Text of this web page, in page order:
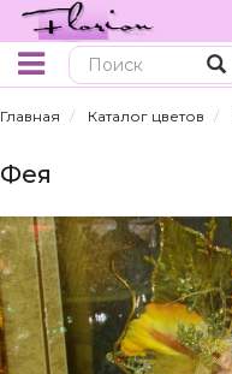
Главная Каталог цветов
Фея